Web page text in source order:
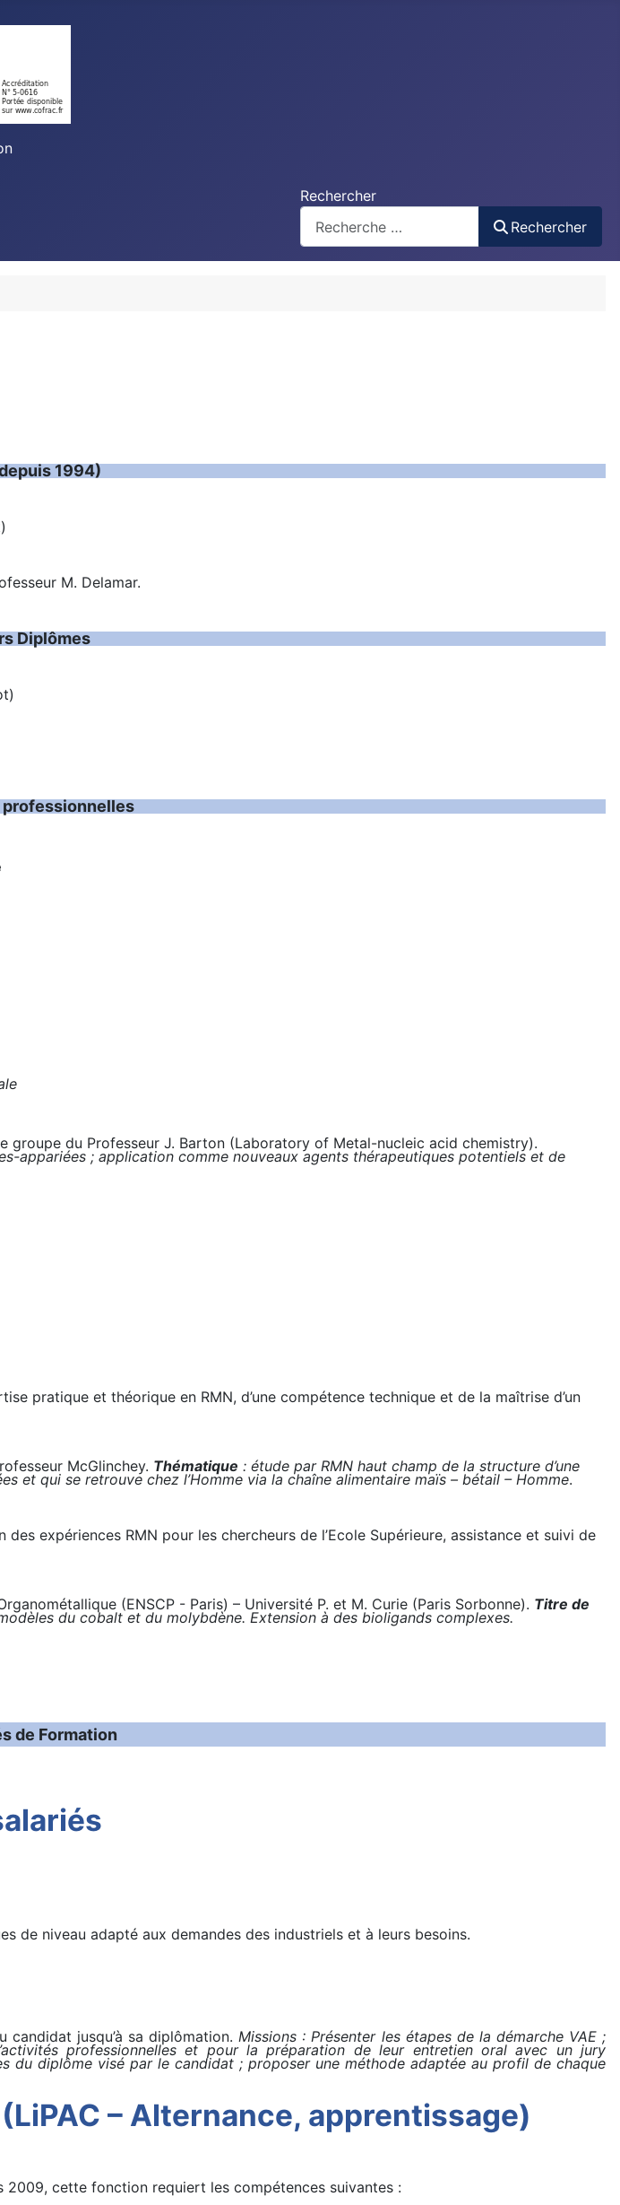
Rechercher
Rechercher
1994)
M. Delamar.
Diplômes
professionnelles
groupe du Professeur J. Barton (Laboratory of Metal-nucleic acid chemistry).
appariées ; application comme nouveaux agents thérapeutiques potentiels et de
pratique et théorique en RMN, d’une compétence technique et de la maîtrise d’un
McGlinchey. Thématique : étude par RMN haut champ de la structure d’une
et qui se retrouve chez l’Homme via la chaîne alimentaire maïs – bétail – Homme.
des expériences RMN pour les chercheurs de l’Ecole Supérieure, assistance et suivi de
(ENSCP - Paris) – Université P. et M. Curie (Paris Sorbonne). Titre de
du cobalt et du molybdène. Extension à des bioligands complexes.
de Formation
de niveau adapté aux demandes des industriels et à leurs besoins.
jusqu’à sa diplômation. Missions : Présenter les étapes de la démarche VAE ;
professionnelles et pour la préparation de leur entretien oral avec un jury
du diplôme visé par le candidat ; proposer une méthode adaptée au profil de chaque
– Alternance, apprentissage)
2009, cette fonction requiert les compétences suivantes :